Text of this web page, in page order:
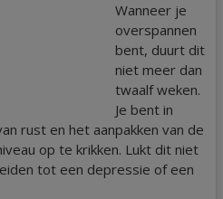
Wanneer je
overspannen
bent, duurt dit
niet meer dan
twaalf weken.
Je bent in
rust en het aanpakken van de
op te krikken. Lukt dit niet
tot een depressie of een